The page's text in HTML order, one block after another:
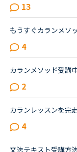
13
4
2
4